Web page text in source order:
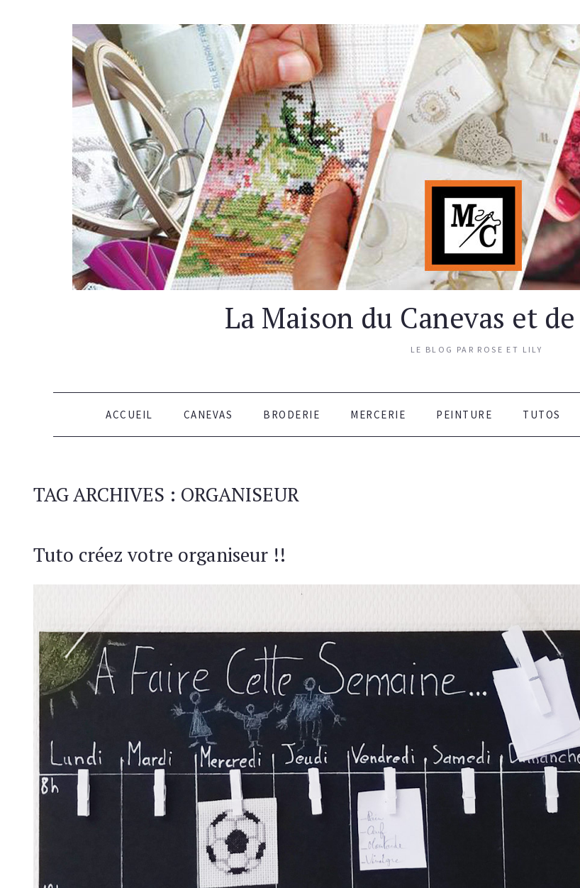
La Maison du Canevas et
LE BLOG PAR ROSE ET LILY
ALLER AU CONTENU
ACCUEIL CANEVAS BRODERIE MERCERIE PEINTURE TUTOS
TAG ARCHIVES : ORGANISEUR
Tuto créez votre organiseur !!